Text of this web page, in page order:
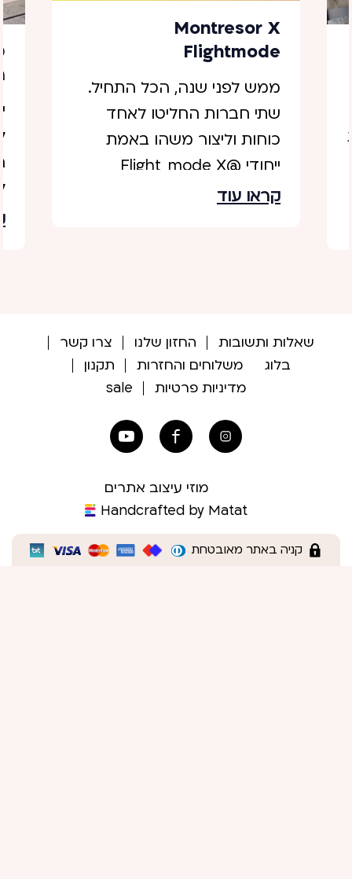
Montresor X
Flightmode
ממש לפני שנה, הכל התחיל.
שתי חברות החליטו לאחד
כוחות וליצור משהו באמת
ייחודי @Flight_mode X
קראו עוד
שאלות ותשובות החזון שלנו
צרו קשר
בלוג
משלוחים והחזרות
תקנון
מדיניות פרטיות
sale
מוזי עיצוב אתרים
Handcrafted by Matat
קניה באתר מאובטחת